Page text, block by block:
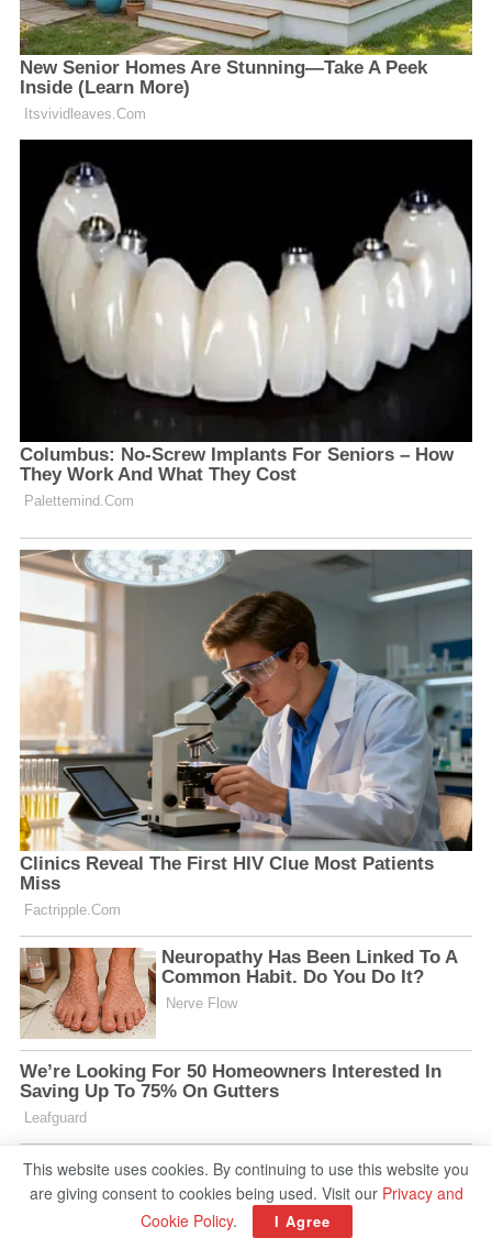
This website uses cookies. By continuing to use this website you
are giving consent to cookies being used. Visit our Privacy and
Cookie Policy. I Agree